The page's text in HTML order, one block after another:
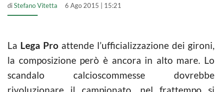
diStefano Vitetta 6 Ago 2015 | 15:21
La Lega Pro attende l’ufficializzazione dei gironi,
la composizione però è ancora in alto mare. Lo
scandalo calcioscommesse dovrebbe